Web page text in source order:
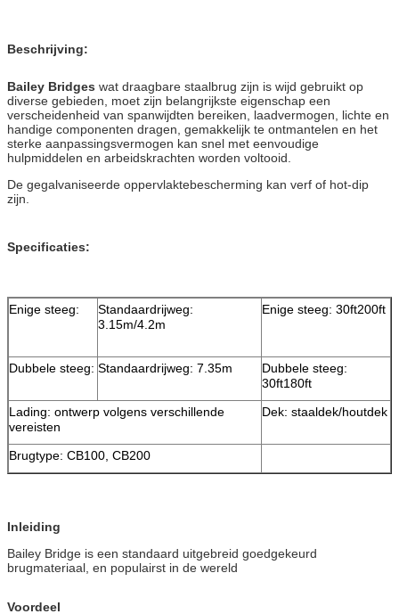
Beschrijving:
Bailey Bridges wat draagbare staalbrug zijn is wijd gebruikt op
diverse gebieden, moet zijn belangrijkste eigenschap een
verscheidenheid van spanwijdten bereiken, laadvermogen, lichte en
handige componenten dragen, gemakkelijk te ontmantelen en het
sterke aanpassingsvermogen kan snel met eenvoudige
hulpmiddelen en arbeidskrachten worden voltooid.
De gegalvaniseerde oppervlaktebescherming kan verf of hot-dip
zijn.
Specificaties:
Enige steeg:
Standaardrijweg:
3.15m/4.2m
Enige steeg: 30ft200ft
Dubbele steeg: Standaardrijweg: 7.35m
Dubbele steeg:
30ft180ft
Lading: ontwerp volgens verschillende
vereisten
Dek: staaldek/houtdek
Brugtype: CB100, CB200
Inleiding
Bailey Bridge is een standaard uitgebreid goedgekeurd
brugmateriaal, en populairst in de wereld
Voordeel